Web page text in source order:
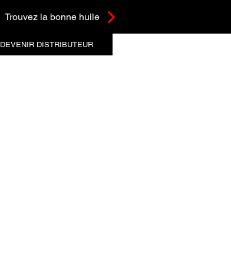
Trouvez la bonne huile
DEVENIR DISTRIBUTEUR